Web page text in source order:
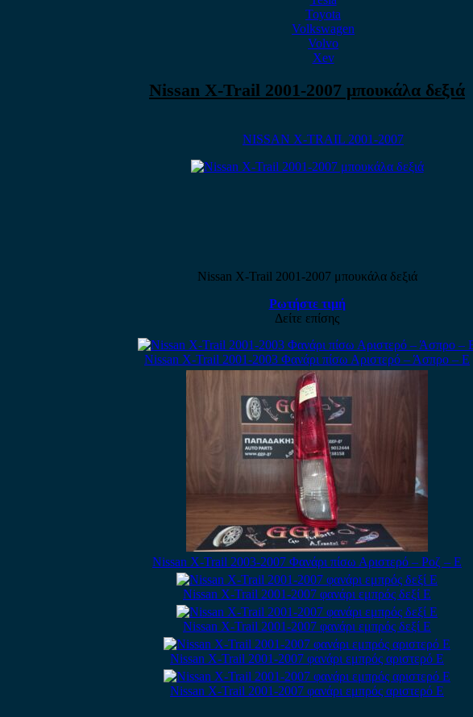
Toyota
Volkswagen
Volvo
Xev
Nissan X-Trail 2001-2007 μπουκάλα δεξιά
NISSAN X-TRAIL 2001-2007
Nissan X-Trail 2001-2007 μπουκάλα δεξιά
Ρωτήστε τιμή
Δείτε επίσης
Nissan X-Trail 2001-2003 Φανάρι πίσω Αριστερό – Άσπρο – Ε
Nissan X-Trail 2003-2007 Φανάρι πίσω Αριστερό – Ροζ – Ε
Nissan X-Trail 2001-2007 φανάρι εμπρός δεξί Ε
Nissan X-Trail 2001-2007 φανάρι εμπρός δεξί Ε
Nissan X-Trail 2001-2007 φανάρι εμπρός αριστερό E
Nissan X-Trail 2001-2007 φανάρι εμπρός αριστερό E